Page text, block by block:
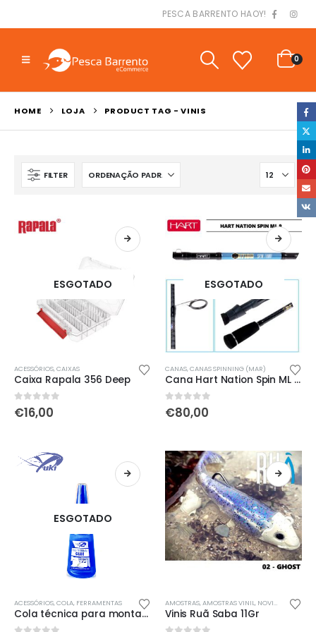
PESCA BARRENTO HAOY!
0
HOME LOJA PRODUCT TAG -VINIS
FILTER
ESGOTADO
ACESSÓRIOS,CAIXAS
Caixa Rapala 356 Deep
0out of 5
€16,00
ESGOTADO
CANAS,CANAS SPINNING (MAR)
Cana Hart Nation Spin ML 2.74mt
0out of 5
€80,00
ESGOTADO
ACESSÓRIOS,COLA, FERRAMENTAS
Cola técnica para montagens Yuki
product
has
AMOSTRAS,AMOSTRAS VINIL, NOVIDADES ,
Vinis Ruã Saba 11Gr